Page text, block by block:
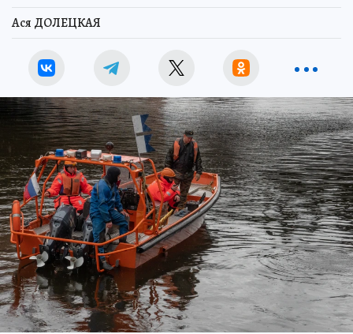
Ася ДОЛЕЦКАЯ